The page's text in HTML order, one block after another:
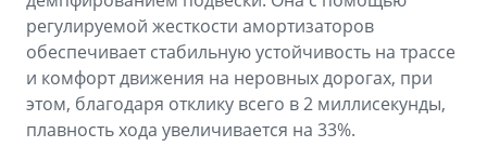
регулируемой жесткости амортизаторов
обеспечивает стабильную устойчивость на трассе
и комфорт движения на неровных дорогах, при
этом, благодаря отклику всего в 2 миллисекунды,
плавность хода увеличивается на 33%.